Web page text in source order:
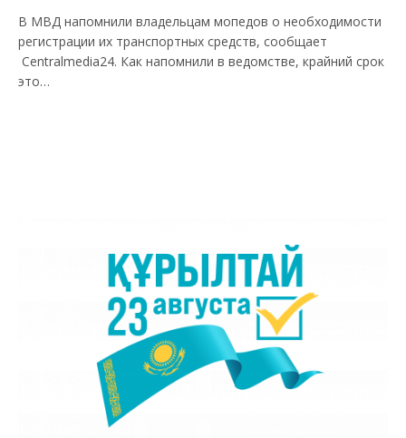
В МВД напомнили владельцам мопедов о необходимости
регистрации их транспортных средств, сообщает
Centralmedia24. Как напомнили в ведомстве, крайний срок
это…